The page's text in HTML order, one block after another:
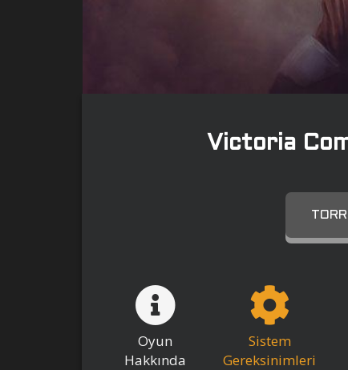
Victoria
Oyun
Hakkında
Sistem
Gereksinimleri